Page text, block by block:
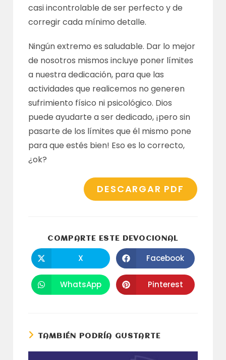
casi incontrolable de ser perfecto y de
corregir cada mínimo detalle.
Ningún extremo es saludable. Dar lo mejor
de nosotros mismos incluye poner límites
a nuestra dedicación, para que las
actividades que realicemos no generen
sufrimiento físico ni psicológico. Dios
puede ayudarte a ser dedicado, ¡pero sin
pasarte de los límites que él mismo pone
para que estés bien! Eso es lo correcto,
¿ok?
DESCARGAR PDF
COMPARTE ESTE DEVOCIONAL
abre
en
una
nueva
ventana
X Se
abre
en
una
nueva
ventana
Facebook
Se
abre
WhatsApp Se
abre
Pinterest
TAMBIÉN PODRÍA GUSTARTE